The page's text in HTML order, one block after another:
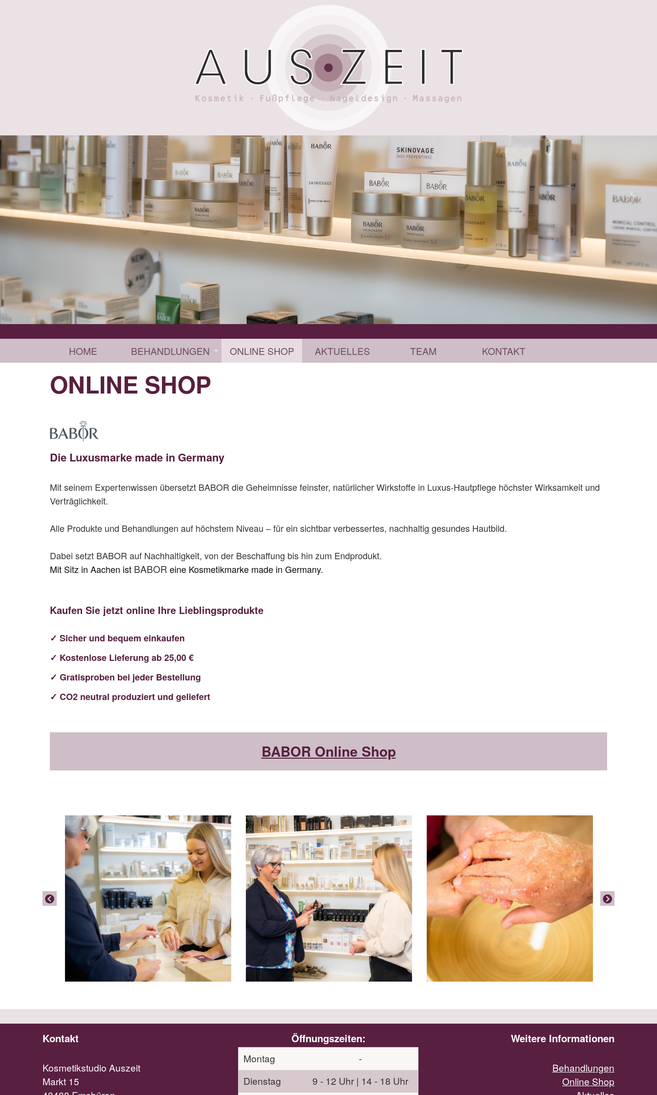
HOME BEHANDLUNGEN ONLINE SHOP AKTUELLES TEAM KONTAKT
ONLINE SHOP
Die Luxusmarke made in Germany
Mit seinem Expertenwissen übersetzt BABOR die Geheimnisse feinster, natürlicher Wirkstoffe in Luxus-Hautpflege höchster Wirksamkeit und
Verträglichkeit.
Alle Produkte und Behandlungen auf höchstem Niveau – für ein sichtbar verbessertes, nachhaltig gesundes Hautbild.
Dabei setzt BABOR auf Nachhaltigkeit, von der Beschaffung bis hin zum Endprodukt.
Mit Sitz in Aachen ist BABOR eine Kosmetikmarke made in Germany.
Kaufen Sie jetzt online Ihre Lieblingsprodukte
✓ Sicher und bequem einkaufen
✓ Kostenlose Lieferung ab 25,00 €
✓ Gratisproben bei jeder Bestellung
✓ CO2 neutral produziert und geliefert
BABOR Online Shop
Kontakt
Kosmetikstudio Auszeit
Markt 15
Öffnungszeiten:
Montag
-
Dienstag
9 - 12 Uhr | 14 - 18 Uhr
Weitere Informationen
Behandlungen
Online Shop